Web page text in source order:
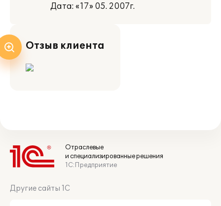
Дата: «17» 05. 2007г.
Отзыв клиента
Отраслевые
и специализированные решения
1С:Предприятие
Другие сайты 1С